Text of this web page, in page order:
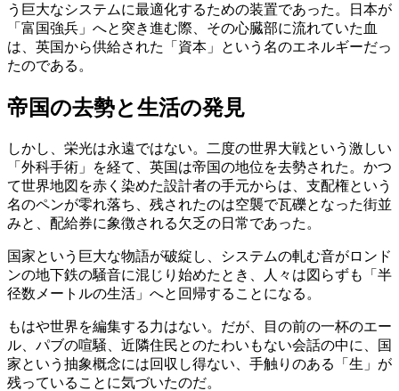
う巨大なシステムに最適化するための装置であった。日本が
「富国強兵」へと突き進む際、その心臓部に流れていた血
は、英国から供給された「資本」という名のエネルギーだっ
たのである。
帝国の去勢と生活の発見
しかし、栄光は永遠ではない。二度の世界大戦という激しい
「外科手術」を経て、英国は帝国の地位を去勢された。かつ
て世界地図を赤く染めた設計者の手元からは、支配権という
名のペンが零れ落ち、残されたのは空襲で瓦礫となった街並
みと、配給券に象徴される欠乏の日常であった。
国家という巨大な物語が破綻し、システムの軋む音がロンド
ンの地下鉄の騒音に混じり始めたとき、人々は図らずも「半
径数メートルの生活」へと回帰することになる。
もはや世界を編集する力はない。だが、目の前の一杯のエー
ル、パブの喧騒、近隣住民とのたわいもない会話の中に、国
家という抽象概念には回収し得ない、手触りのある「生」が
残っていることに気づいたのだ。